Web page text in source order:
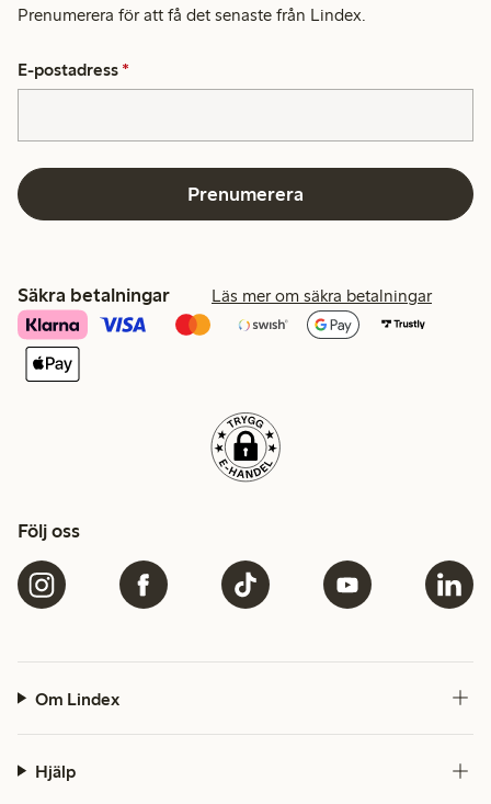
Prenumerera för att få det senaste från Lindex.
E-postadress *
Prenumerera
Säkra betalningar Läs mer om säkra betalningar
Följ oss
Om Lindex
Hjälp